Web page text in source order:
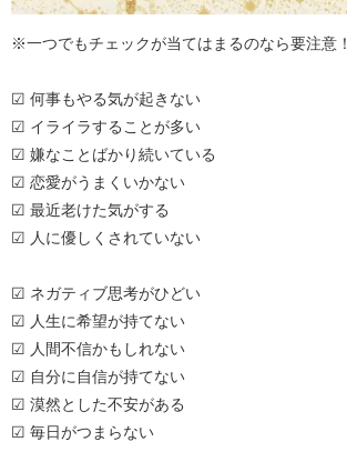
※一つでもチェックが当てはまるのなら要注意！
☑ 何事もやる気が起きない
☑ イライラすることが多い
☑ 嫌なことばかり続いている
☑ 恋愛がうまくいかない
☑ 最近老けた気がする
☑ 人に優しくされていない
☑ ネガティブ思考がひどい
☑ 人生に希望が持てない
☑ 人間不信かもしれない
☑ 自分に自信が持てない
☑ 漠然とした不安がある
☑ 毎日がつまらない